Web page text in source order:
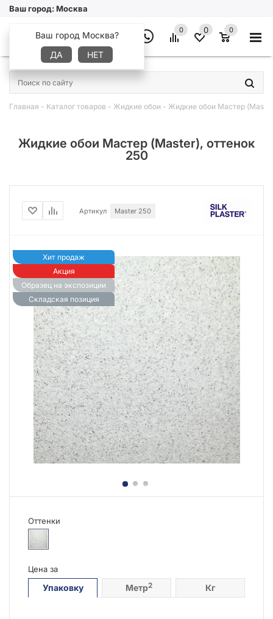
Ваш город:Москва
Ваш город Москва?
ДА
НЕТ
0 0 0
×
Главная - Каталог товаров - Жидкие обои - Жидкие обои Мастер
Жидкие обои Мастер (Master), оттенок
250
Хит продаж
Акция
Образец на экспозиции
Складская позиция
Артикул Master 250
Оттенки
Цена за
Упаковку Метр2 Кг